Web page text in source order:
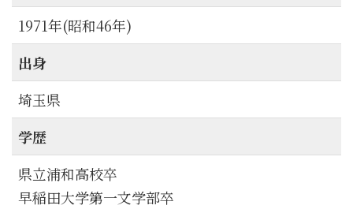
1971年(昭和46年)
出身
埼玉県
学歴
県立浦和高校卒
早稲田大学第一文学部卒